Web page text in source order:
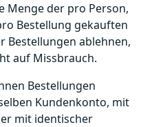
Menge der pro Person,
Bestellung gekauften
Bestellungen ablehnen,
auf Missbrauch.
Bestellungen
Kundenkonto, mit
mit identischer